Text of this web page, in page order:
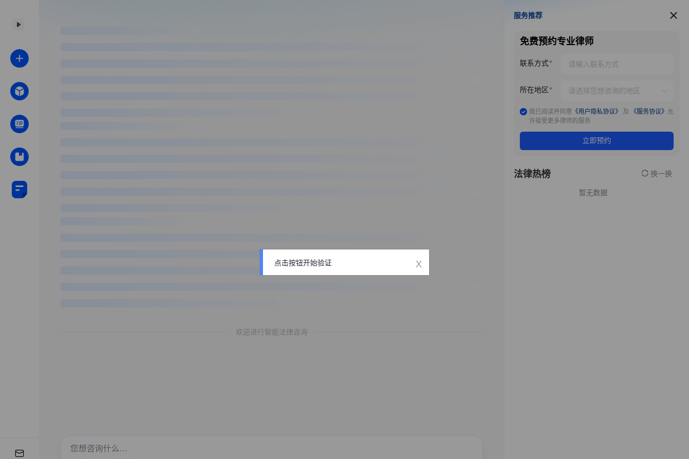
欢迎进行智能法律咨询
服务推荐
服务推荐
免费预约专业律师
联系方式
所在地区
我已阅读并同意 《用户隐私协议》 及 《服务协议》 允
许接受更多律师的服务
立即预约
法律热榜 换一换
暂无数据
点击按钮开始验证 x